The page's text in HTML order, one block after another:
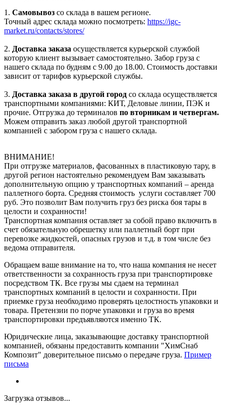
1. Самовывоз со склада в вашем регионе.
Точный адрес склада можно посмотреть: https://igc-
market.ru/contacts/stores/
2. Доставка заказа осуществляется курьерской службой
которую клиент вызывает самостоятельно. Забор груза с
нашего склада по будням с 9.00 до 18.00. Стоимость доставки
зависит от тарифов курьерской службы.
3. Доставка заказа в другой город со склада осуществляется
транспортными компаниями: КИТ, Деловые линии, ПЭК и
прочие. Отгрузка до терминалов по вторникам и четвергам.
Можем отправить заказ любой другой транспортной
компанией с забором груза с нашего склада.
ВНИМАНИЕ!
При отгрузке материалов, фасованных в пластиковую тару, в
другой регион настоятельно рекомендуем Вам заказывать
дополнительную опцию у транспортных компаний – аренда
паллетного борта. Средняя стоимость услуги составляет 700
руб. Это позволит Вам получить груз без риска боя тары в
целости и сохранности!
Транспортная компания оставляет за собой право включить в
счет обязательную обрешетку или паллетный борт при
перевозке жидкостей, опасных грузов и т.д. в том числе без
ведома отправителя.
Обращаем ваше внимание на то, что наша компания не несет
ответственности за сохранность груза при транспортировке
посредством ТК. Все грузы мы сдаем на терминал
транспортных компаний в целости и сохранности. При
приемке груза необходимо проверять целостность упаковки и
товара. Претензии по порче упаковки и груза во время
транспортировки предъявляются именно ТК.
Юридические лица, заказывающие доставку транспортной
компанией, обязаны предоставить компании "ХимСнаб
Композит" доверительное письмо о передаче груза. Пример
письма
Загрузка отзывов...